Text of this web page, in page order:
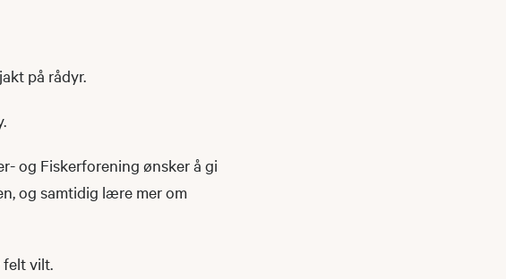
på rådyr.
og Fiskerforening ønsker å gi
og samtidig lære mer om
felt vilt.